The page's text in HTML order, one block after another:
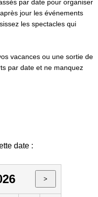
par date pour organiser
jour les événements
les spectacles qui
vacances ou une sortie de
par date et ne manquez
date :
>